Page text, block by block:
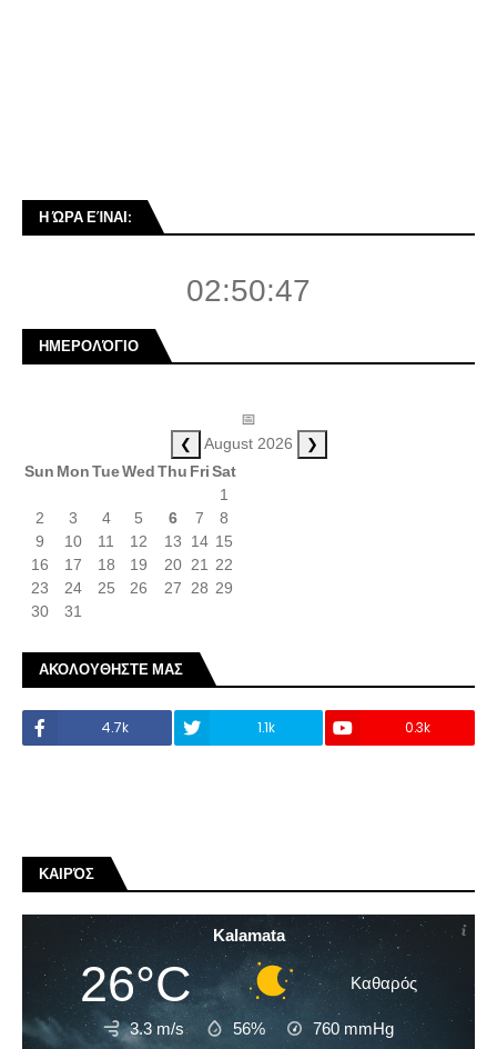
Η ΏΡΑ ΕΊΝΑΙ:
02:50:47
ΗΜΕΡΟΛΌΓΙΟ
📅
❮ August 2026 ❯
Sun MonTueWedThu FriSat
1
2
3 4 5 6 7
8
9
10 11 12 13 14 15
16
17 18 19 20 21
22
23
24 25 26 27 28 29
30
31
ΑΚΟΛΟΥΘΗΣΤΕ ΜΑΣ
4.7k 1.1k 0.3k
ΚΑΙΡΌΣ
Kalamata
26°C Καθαρός
3.3 m/s 56% 760 mmHg